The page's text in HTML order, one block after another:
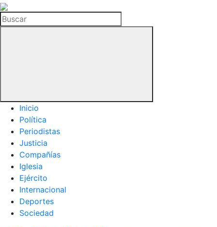
La
Hemeroteca
del
Buscar
Inicio
Política
Periodistas
Justicia
Compañías
Iglesia
Ejército
Internacional
Deportes
Sociedad